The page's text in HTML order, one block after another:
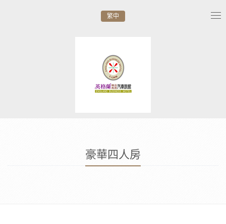
繁中
豪華四人房